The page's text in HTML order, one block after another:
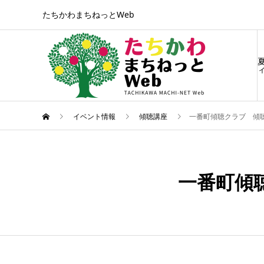
たちかわまちねっとWeb
イベント情報 傾聴講座 一番町傾聴クラブ 傾
一番町